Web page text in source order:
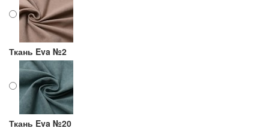
Ткань Eva №2
Ткань Eva №20